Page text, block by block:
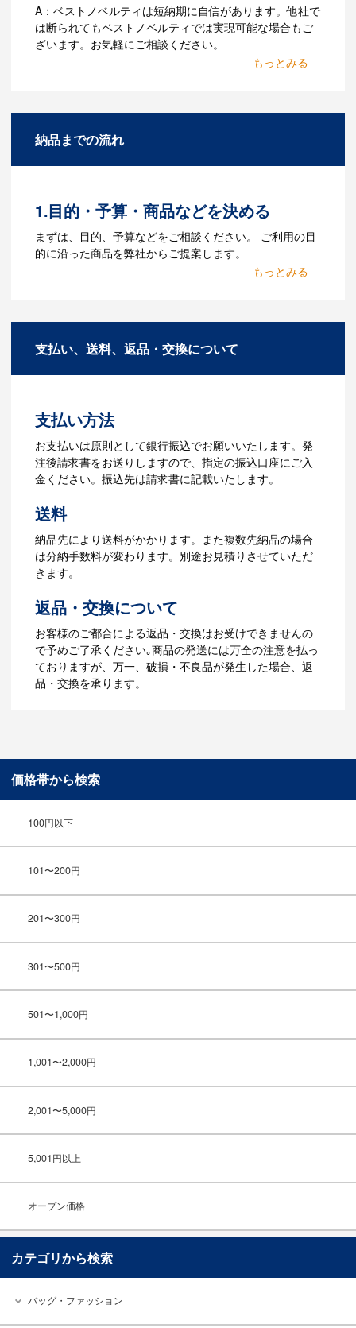
A：ベストノベルティは短納期に自信があります。他社で
は断られてもベストノベルティでは実現可能な場合もご
ざいます。お気軽にご相談ください。
があります。Adobe illustratorのaiファイ
Q：ウェブサイトに掲載され
ていないオリジナルのノベル
タマイズが可能です。お気軽にご相談く
納品までの流れ
1.目的・予算・商品などを決める
まずは、目的、予算などをご相談ください。 ご利用の目
的に沿った商品を弊社からご提案します。
お見積を弊社からお出しします。
3.発注・データ入稿
ら、ご注文書をお送りします。
【名入れをする場合】名入れに必要なデ
ータをご入稿頂き、名入れイメージをデ
ータでご確認いただきます。
4.納品
【名入れをする場合】データのご入稿後
３週間程度で納品となります。
【名入れなしの場合】在庫がある場合、3
～5営業日程度で納品となります。
ご利用ガイドをもっとみる
支払い、送料、返品・交換について
支払い方法
お支払いは原則として銀行振込でお願いいたします。発
注後請求書をお送りしますので、指定の振込口座にご入
金ください。振込先は請求書に記載いたします。
送料
納品先により送料がかかります。また複数先納品の場合
は分納手数料が変わります。別途お見積りさせていただ
きます。
返品・交換について
お客様のご都合による返品・交換はお受けできませんの
で予めご了承ください｡商品の発送には万全の注意を払っ
ておりますが、万一、破損・不良品が発生した場合、返
品・交換を承ります。
価格帯から検索
100円以下
101〜200円
201〜300円
301〜500円
501〜1,000円
1,001〜2,000円
2,001〜5,000円
5,001円以上
オープン価格
カテゴリから検索
バッグ・ファッション